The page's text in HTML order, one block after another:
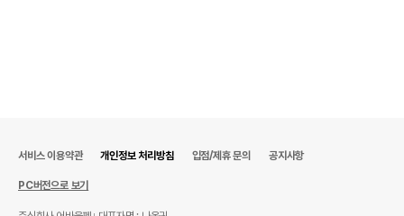
서비스 이용약관 개인정보 처리방침 입점/제휴 문의 공지사항
PC버전으로 보기